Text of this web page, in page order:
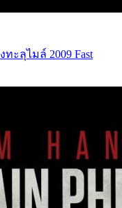
ะลุไมล์ 2009 Fast